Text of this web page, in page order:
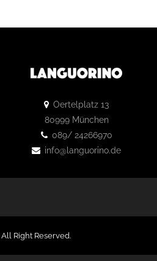
Oertelplatz 13
80999 München
089/ 24266970
info@languorino.de
All Right Reserved.